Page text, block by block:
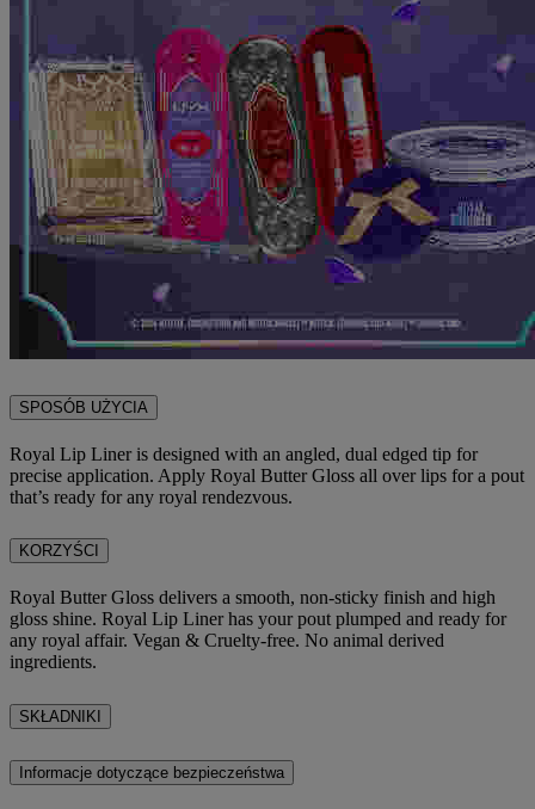
SPOSÓB UŻYCIA
Royal Lip Liner is designed with an angled, dual edged tip for
precise application. Apply Royal Butter Gloss all over lips for a pout
that’s ready for any royal rendezvous.
KORZYŚCI
Royal Butter Gloss delivers a smooth, non-sticky finish and high
gloss shine. Royal Lip Liner has your pout plumped and ready for
any royal affair. Vegan & Cruelty-free. No animal derived
ingredients.
SKŁADNIKI
Informacje dotyczące bezpieczeństwa